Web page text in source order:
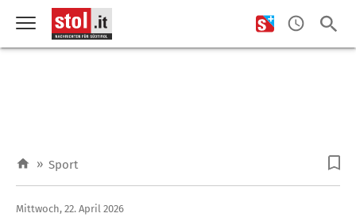
» Sport
Mittwoch, 22. April 2026